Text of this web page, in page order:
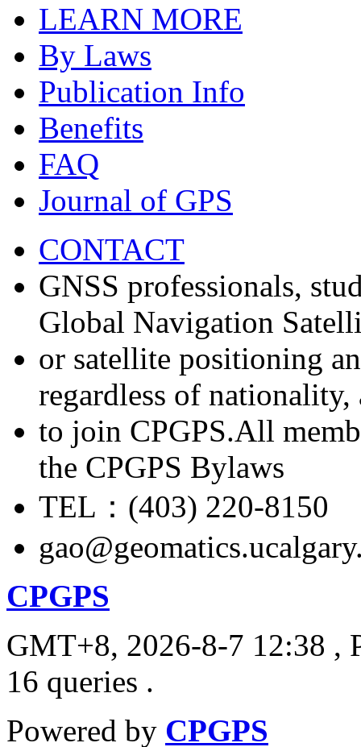
LEARN MORE
By Laws
Publication Info
Benefits
FAQ
Journal of GPS
CONTACT
GNSS professionals,
Global Navigation
or satellite positioning
regardless of nationality,
to join CPGPS.All
the CPGPS Bylaws
TEL：(403) 220-8150
CPGPS
GMT+8, 2026-8-7 12:38 ,
16 queries .
Powered by CPGPS